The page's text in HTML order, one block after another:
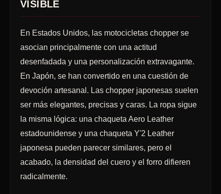
VISIBLE
En Estados Unidos, las motocicletas chopper se
asocian principalmente con una actitud
desenfadada y una personalización extravagante.
En Japón, se han convertido en una cuestión de
devoción artesanal. Las chopper japonesas suelen
ser más elegantes, precisas y caras. La ropa sigue
la misma lógica: una chaqueta Aero Leather
estadounidense y una chaqueta Y'2 Leather
japonesa pueden parecer similares, pero el
acabado, la densidad del cuero y el forro difieren
radicalmente.